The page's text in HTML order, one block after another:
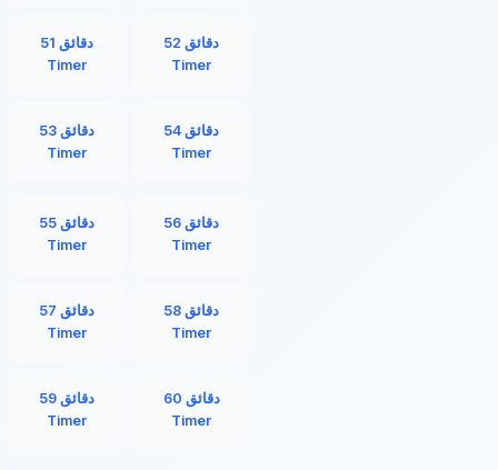
51 دقائق
Timer
52 دقائق
Timer
53 دقائق
Timer
54 دقائق
Timer
55 دقائق
Timer
56 دقائق
Timer
57 دقائق
Timer
58 دقائق
Timer
59 دقائق
Timer
60 دقائق
Timer